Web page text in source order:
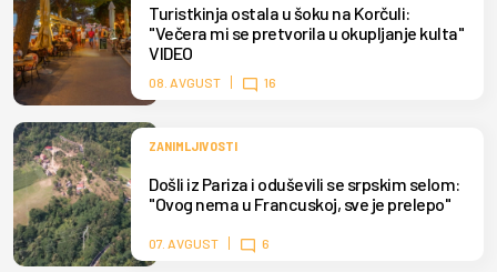
Turistkinja ostala u šoku na Korčuli:
"Večera mi se pretvorila u okupljanje kulta"
VIDEO
08. AVGUST 16
ZANIMLJIVOSTI
Došli iz Pariza i oduševili se srpskim selom:
"Ovog nema u Francuskoj, sve je prelepo"
07. AVGUST 6